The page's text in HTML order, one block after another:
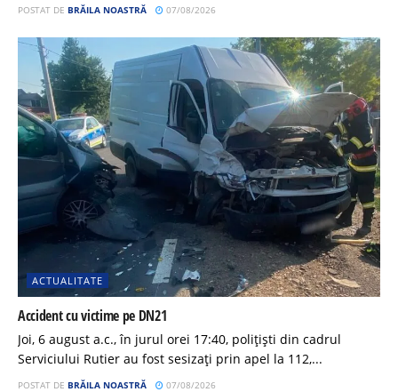
POSTAT DE BRĂILA NOASTRĂ 07/08/2026
ACTUALITATE
Accident cu victime pe DN21
Joi, 6 august a.c., în jurul orei 17:40, polițiști din cadrul
Serviciului Rutier au fost sesizați prin apel la 112,...
POSTAT DE BRĂILA NOASTRĂ 07/08/2026